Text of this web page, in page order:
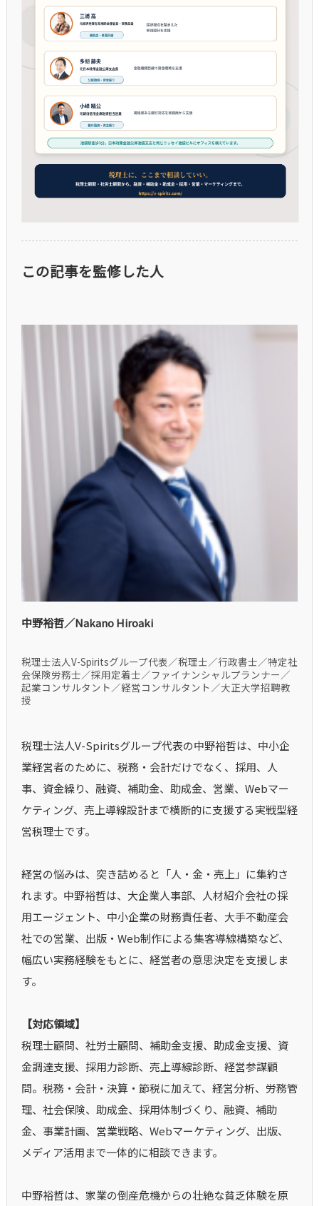
この記事を監修した人
中野裕哲／Nakano Hiroaki
税理士法人V-Spiritsグループ代表／税理士／行政書士／特定社
会保険労務士／採用定着士／ファイナンシャルプランナー／
起業コンサルタント／経営コンサルタント／大正大学招聘教
授
税理士法人V-Spiritsグループ代表の中野裕哲は、中小企
業経営者のために、税務・会計だけでなく、採用、人
事、資金繰り、融資、補助金、助成金、営業、Webマー
ケティング、売上導線設計まで横断的に支援する実戦型経
営税理士です。
経営の悩みは、突き詰めると「人・金・売上」に集約さ
れます。中野裕哲は、大企業人事部、人材紹介会社の採
用エージェント、中小企業の財務責任者、大手不動産会
社での営業、出版・Web制作による集客導線構築など、
幅広い実務経験をもとに、経営者の意思決定を支援しま
す。
【対応領域】
税理士顧問、社労士顧問、補助金支援、助成金支援、資
金調達支援、採用力診断、売上導線診断、経営参謀顧
問。税務・会計・決算・節税に加えて、経営分析、労務管
理、社会保険、助成金、採用体制づくり、融資、補助
金、事業計画、営業戦略、Webマーケティング、出版、
メディア活用まで一体的に相談できます。
中野裕哲は、家業の倒産危機からの壮絶な貧乏体験を原